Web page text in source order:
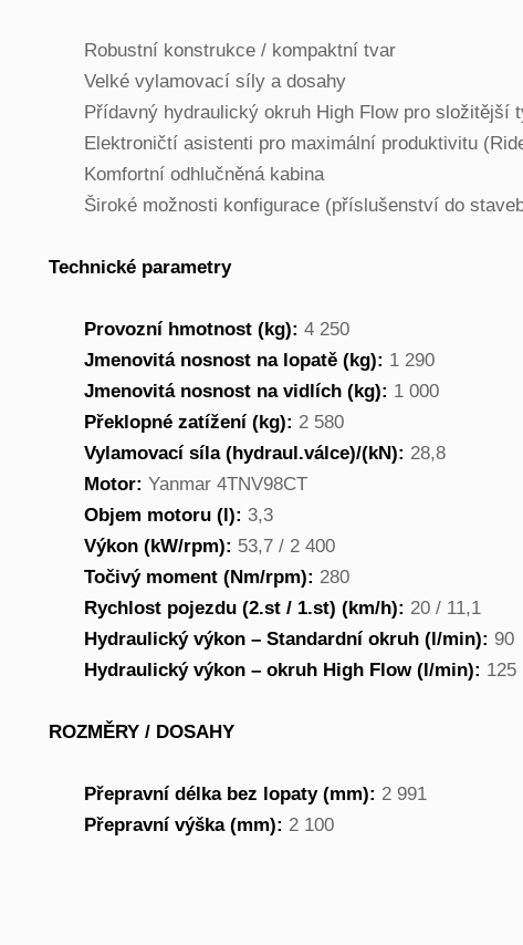
Robustní konstrukce / kompaktní tvar
Velké vylamovací síly a dosahy
Přídavný hydraulický okruh High Flow pro složitější
Elektroničtí asistenti pro maximální produktivitu
Komfortní odhlučněná kabina
Široké možnosti konfigurace (příslušenství do
Technické parametry
Provozní hmotnost (kg): 4 250
Jmenovitá nosnost na lopatě (kg): 1 290
Jmenovitá nosnost na vidlích (kg): 1 000
Překlopné zatížení (kg): 2 580
Vylamovací síla (hydraul.válce)/(kN): 28,8
Motor: Yanmar 4TNV98CT
Objem motoru (l): 3,3
Výkon (kW/rpm): 53,7 / 2 400
Točivý moment (Nm/rpm): 280
Rychlost pojezdu (2.st / 1.st) (km/h): 20 / 11,1
Hydraulický výkon – Standardní okruh (l/min): 90
Hydraulický výkon – okruh High Flow (l/min): 125
ROZMĚRY / DOSAHY
Přepravní délka bez lopaty (mm): 2 991
Přepravní výška (mm): 2 100